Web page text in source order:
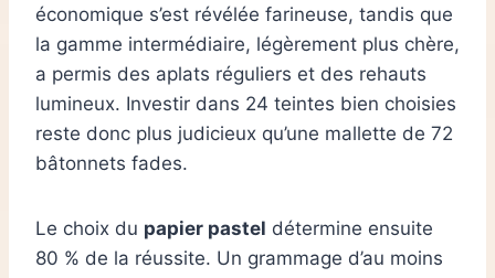
économique s’est révélée farineuse, tandis que
la gamme intermédiaire, légèrement plus chère,
a permis des aplats réguliers et des rehauts
lumineux. Investir dans 24 teintes bien choisies
reste donc plus judicieux qu’une mallette de 72
bâtonnets fades.
Le choix du papier pastel détermine ensuite
80 % de la réussite. Un grammage d’au moins